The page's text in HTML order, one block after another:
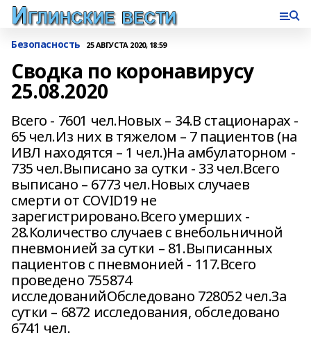
Безопасность 25 АВГУСТА 2020, 18:59
Сводка по коронавирусу
25.08.2020
Всего - 7601 чел.Новых – 34.В стационарах -
65 чел.Из них в тяжелом – 7 пациентов (на
ИВЛ находятся – 1 чел.)На амбулаторном -
735 чел.Выписано за сутки - 33 чел.Всего
выписано – 6773 чел.Новых случаев
смерти от COVID19 не
зарегистрировано.Всего умерших -
28.Количество случаев с внебольничной
пневмонией за сутки – 81.Выписанных
пациентов с пневмонией - 117.Всего
проведено 755874
исследованийОбследовано 728052 чел.За
сутки – 6872 исследования, обследовано
6741 чел.